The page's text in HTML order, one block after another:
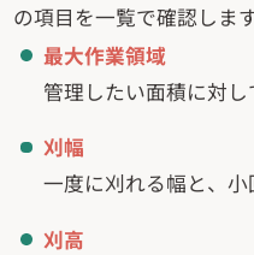
の項目を一覧で確認します
最大作業領域
管理したい面積に対
刈幅
一度に刈れる幅と、
刈高